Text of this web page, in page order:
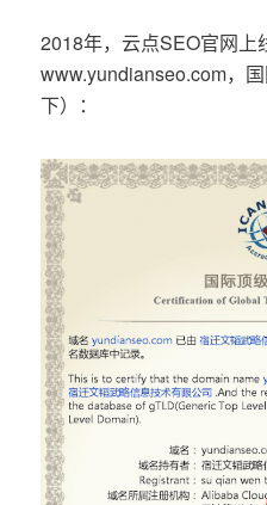
2018年，云点SEO官网上
www.yundianseo.com，
下）：